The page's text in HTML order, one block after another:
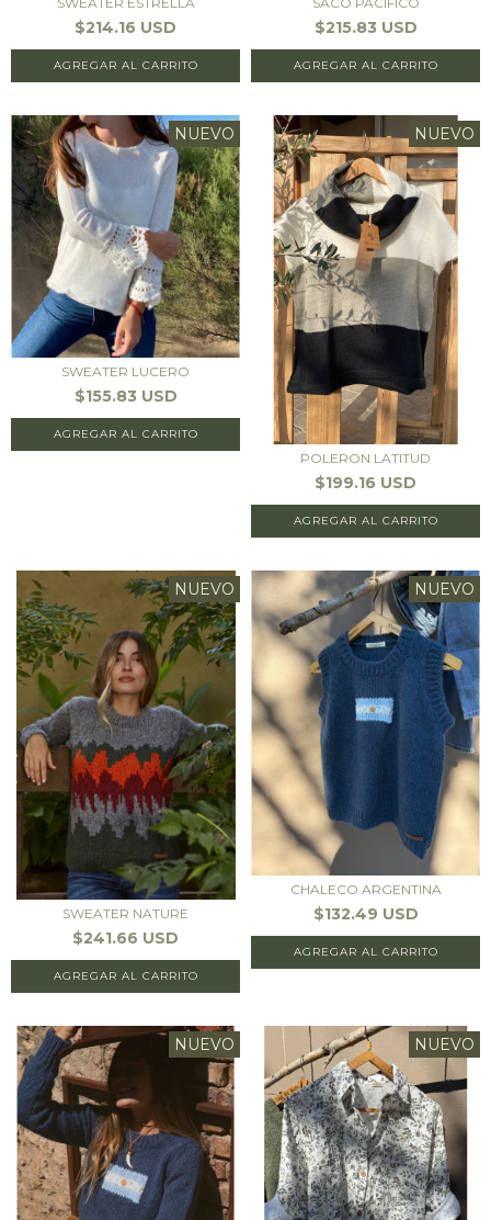
$214.16 USD
AGREGAR AL CARRITO
$215.83 USD
AGREGAR AL CARRITO
NUEVO
SWEATER LUCERO
$155.83 USD
AGREGAR AL CARRITO
NUEVO
POLERON LATITUD
$199.16 USD
AGREGAR AL CARRITO
NUEVO
SWEATER NATURE
$241.66 USD
AGREGAR AL CARRITO
NUEVO
CHALECO ARGENTINA
$132.49 USD
AGREGAR AL CARRITO
NUEVO NUEVO